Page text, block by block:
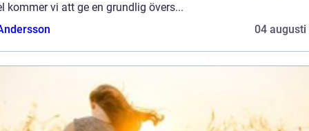
kommer vi att ge en grundlig övers...
04 augusti